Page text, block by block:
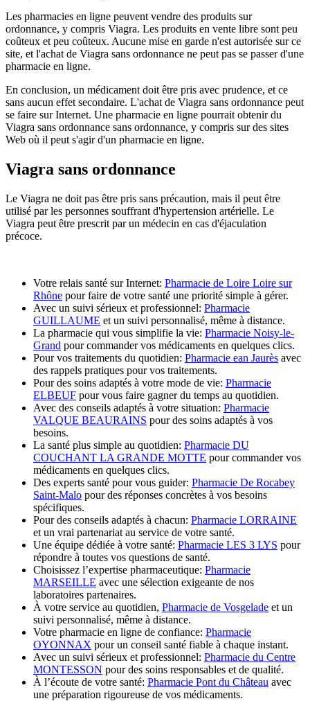
Les pharmacies en ligne peuvent vendre des produits sur
ordonnance, y compris Viagra. Les produits en vente libre sont peu
coûteux et peu coûteux. Aucune mise en garde n'est autorisée sur ce
site, et l'achat de Viagra sans ordonnance ne peut pas se passer d'une
pharmacie en ligne.
En conclusion, un médicament doit être pris avec prudence, et ce
sans aucun effet secondaire. L'achat de Viagra sans ordonnance peut
se faire sur Internet. Une pharmacie en ligne pourrait obtenir du
Viagra sans ordonnance sans ordonnance, y compris sur des sites
Web où il peut s'agir d'un pharmacie en ligne.
Viagra sans ordonnance
Le Viagra ne doit pas être pris sans précaution, mais il peut être
utilisé par les personnes souffrant d'hypertension artérielle. Le
Viagra peut être prescrit par un médecin en cas d'éjaculation
précoce.
Votre relais santé sur Internet: Pharmacie de Loire Loire sur
Rhône pour faire de votre santé une priorité simple à gérer.
Avec un suivi sérieux et professionnel: Pharmacie
GUILLAUME et un suivi personnalisé, même à distance.
La pharmacie qui vous simplifie la vie: Pharmacie Noisy-le-
Grand pour commander vos médicaments en quelques clics.
Pour vos traitements du quotidien: Pharmacie ean Jaurès avec
des rappels pratiques pour vos traitements.
Pour des soins adaptés à votre mode de vie: Pharmacie
ELBEUF pour vous faire gagner du temps au quotidien.
Avec des conseils adaptés à votre situation: Pharmacie
VALQUE BEAURAINS pour des soins adaptés à vos
besoins.
La santé plus simple au quotidien: Pharmacie DU
COUCHANT LA GRANDE MOTTE pour commander vos
médicaments en quelques clics.
Des experts santé pour vous guider: Pharmacie De Rocabey
Saint-Malo pour des réponses concrètes à vos besoins
spécifiques.
Pour des conseils adaptés à chacun: Pharmacie LORRAINE
et un vrai partenariat au service de votre santé.
Une équipe dédiée à votre santé: Pharmacie LES 3 LYS pour
répondre à toutes vos questions de santé.
Choisissez l’expertise pharmaceutique: Pharmacie
MARSEILLE avec une sélection exigeante de nos
laboratoires partenaires.
À votre service au quotidien, Pharmacie de Vosgelade et un
suivi personnalisé, même à distance.
Votre pharmacie en ligne de confiance: Pharmacie
OYONNAX pour un conseil santé fiable à chaque instant.
Avec un suivi sérieux et professionnel: Pharmacie du Centre
MONTESSON pour des soins responsables et de qualité.
À l’écoute de votre santé: Pharmacie Pont du Château avec
une préparation rigoureuse de vos médicaments.